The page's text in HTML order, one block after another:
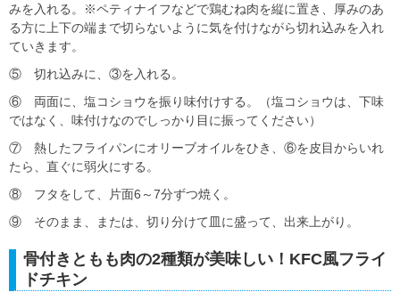
みを入れる。※ペティナイフなどで鶏むね肉を縦に置き、厚みのあ
る方に上下の端まで切らないように気を付けながら切れ込みを入れ
ていきます。
⑤ 切れ込みに、③を入れる。
⑥ 両面に、塩コショウを振り味付けする。（塩コショウは、下味
ではなく、味付けなのでしっかり目に振ってください）
⑦ 熱したフライパンにオリーブオイルをひき、⑥を皮目からいれ
たら、直ぐに弱火にする。
⑧ フタをして、片面6～7分ずつ焼く。
⑨ そのまま、または、切り分けて皿に盛って、出来上がり。
骨付きともも肉の2種類が美味しい！KFC風フライ
ドチキン